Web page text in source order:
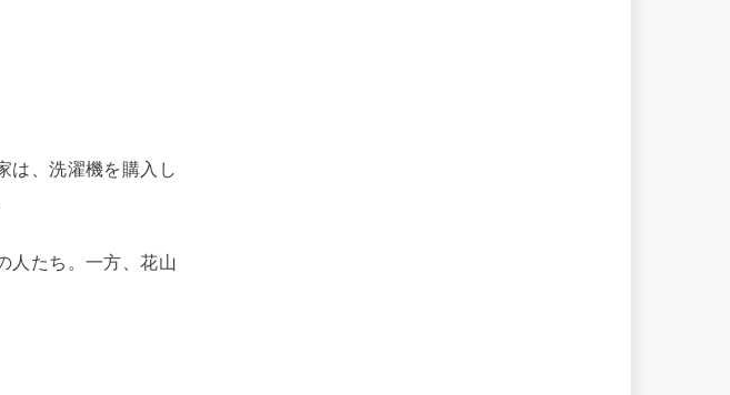
は、洗濯機を購入し
人たち。一方、花山